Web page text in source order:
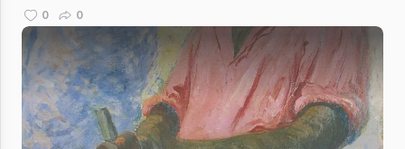
estava tomando, c...
0 0